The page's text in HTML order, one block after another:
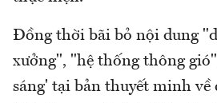
Đồng thời bãi bỏ nội dung
xưởng", "hệ thống thông
sáng' tại bản thuyết minh về